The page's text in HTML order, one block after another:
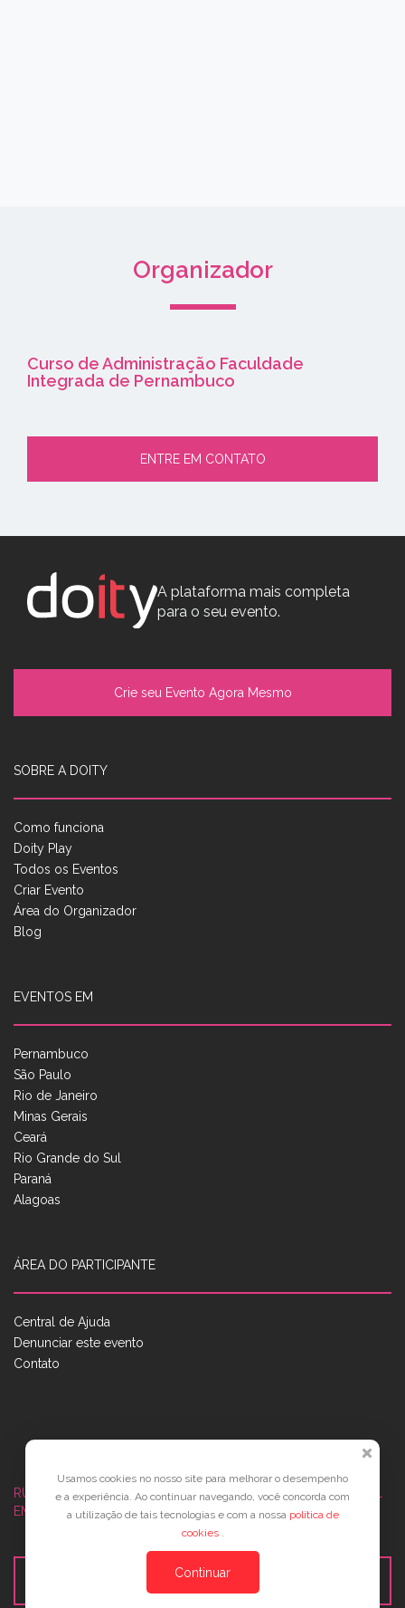
Organizador
Curso de Administração Faculdade
Integrada de Pernambuco
ENTRE EM CONTATO
A plataforma mais completa
para o seu evento.
Crie seu Evento Agora Mesmo
SOBRE A DOITY
Como funciona
Doity Play
Todos os Eventos
Criar Evento
Área do Organizador
Blog
EVENTOS EM
Pernambuco
São Paulo
Rio de Janeiro
Minas Gerais
Ceará
Rio Grande do Sul
Paraná
Alagoas
ÁREA DO PARTICIPANTE
Central de Ajuda
Denunciar este evento
Contato
RUA JOSÉ PONTES DE MAGALHÃES, 70JATIÚCA, MACEIÓ - AL
EMPRESARIAL JTR, ED. ÍTALIA, SALA 702
Veja no Mapa
Usamos cookies no nosso site para melhorar o desempenho
e a experiência. Ao continuar navegando, você concorda com
a utilização de tais tecnologias e com a nossa política de
cookies .
Continuar